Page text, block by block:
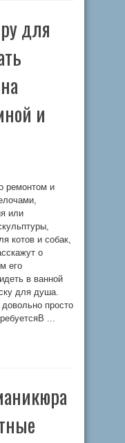
для
и
ремонтом и
или
котов и собак,
о
его
в ванной
для душа.
просто
...